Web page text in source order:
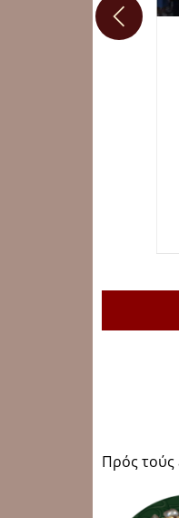
Πρός τούς